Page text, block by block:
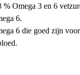
Omega 3 en 6
6.
6 die goed zijn